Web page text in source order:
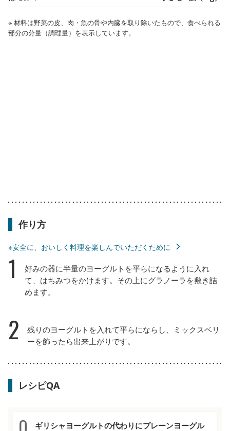
※ 材料は野菜の皮、肉・魚の骨や内臓を取り除いたもので、食べられる
部分の分量（調理量）を表示しています。
作り方
※安全に、おいしく料理を楽しんでいただくために
1
好みの器に半量のヨーグルトを平らになるように入れ
て、はちみつをかけます。その上にグラノーラを敷き詰
めます。
2
残りのヨーグルトを入れて平らにならし、ミックスベリ
ーを飾ったら出来上がりです。
レシピQA
ギリシャヨーグルトの代わりにプレーンヨーグル